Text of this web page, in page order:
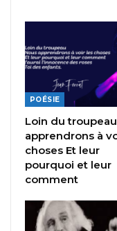
POÉSIE
Loin du
apprendrons à
choses Et leur
pourquoi et leur
comment